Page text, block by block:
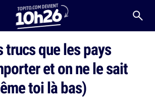
trucs que les pays
et on ne le sait
toi là bas)